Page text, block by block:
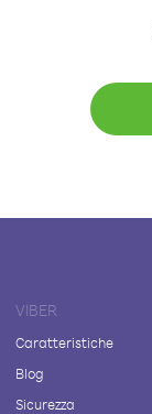
VIBER
Caratteristiche
Blog
Sicurezza